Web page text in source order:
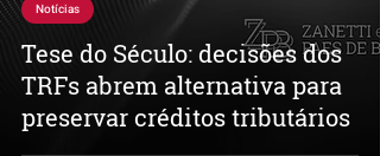
Tese do Século: decisões dos
TRFs abrem alternativa para
preservar créditos tributários
Notícias